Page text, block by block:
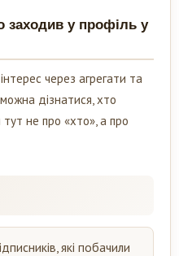
заходив у профіль у
через агрегати та
дізнатися, хто
не про «хто», а про
які побачили